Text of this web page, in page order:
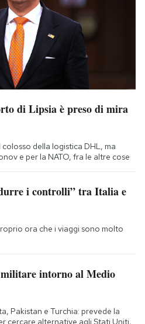
di Lipsia è preso di mira
della logistica DHL, ma
e per la NATO, fra le altre cose
i controlli” tra Italia e
ora che i viaggi sono molto
militare intorno al Medio
Pakistan e Turchia: prevede la
cercare alternative agli Stati Uniti,